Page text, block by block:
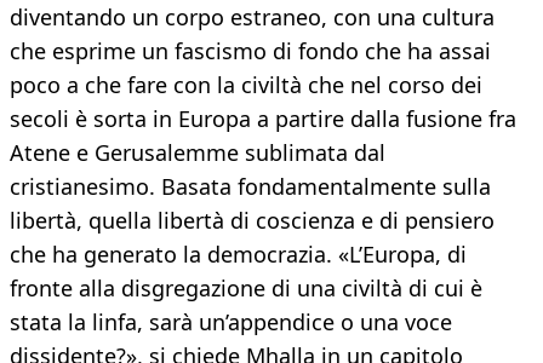
diventando un corpo estraneo, con una cultura
che esprime un fascismo di fondo che ha assai
poco a che fare con la civiltà che nel corso dei
secoli è sorta in Europa a partire dalla fusione fra
Atene e Gerusalemme sublimata dal
cristianesimo. Basata fondamentalmente sulla
libertà, quella libertà di coscienza e di pensiero
che ha generato la democrazia. «L’Europa, di
fronte alla disgregazione di una civiltà di cui è
stata la linfa, sarà un’appendice o una voce
dissidente?», si chiede Mhalla in un capitolo